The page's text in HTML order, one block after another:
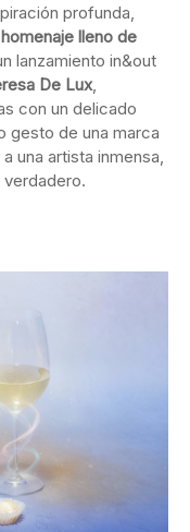
profunda,
homenaje lleno de
lanzamiento in&out
De Lux,
con un delicado
gesto de una marca
una artista inmensa,